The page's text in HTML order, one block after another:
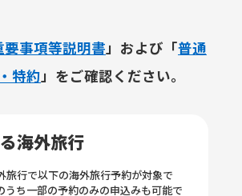
要事項等説明書」および「 普通
特約」をご確認ください。
海外旅行
旅行で以下の海外旅行予約が対象で
うち一部の予約のみの申込みも可能で